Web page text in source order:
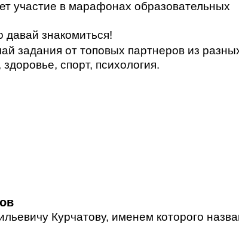
участие в марафонах образовательных
знакомиться!
задания от топовых партнеров из
спорт, психология.
Курчатову, именем которого